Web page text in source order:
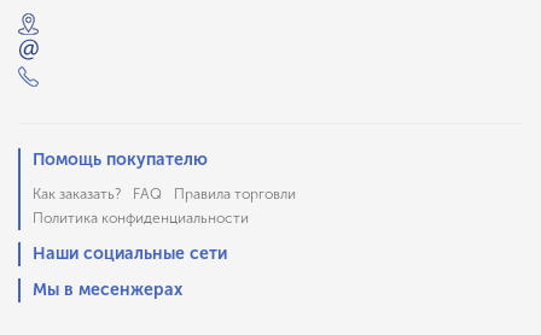
Помощь покупателю
Как заказать? FAQ
Правила торговли
Политика конфиденциальности
Наши социальные сети
Мы в месенжерах